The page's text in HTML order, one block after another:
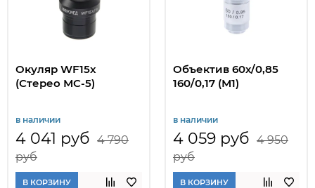
Окуляр WF15x
(Стерео МС-5)
в наличии
4 041 руб 4 790
руб
В КОРЗИНУ
Объектив 60х/0,85
160/0,17 (М1)
в наличии
4 059 руб 4 950
руб
В КОРЗИНУ